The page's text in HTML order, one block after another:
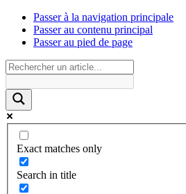
Passer à la navigation principale
Passer au contenu principal
Passer au pied de page
Exact matches only
Search in title